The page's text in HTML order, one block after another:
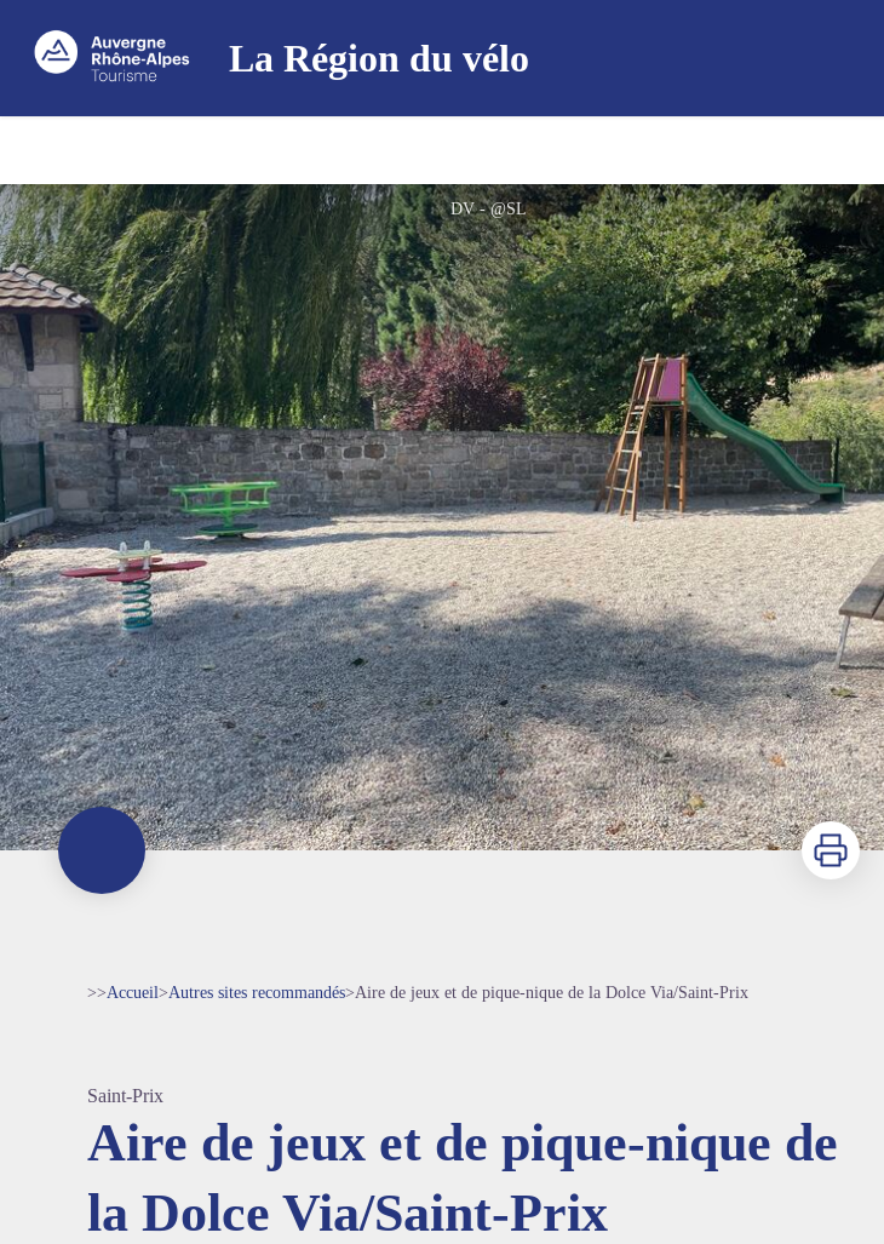
La Région du vélo
DV - @SL
Voir l'image en plein écran
Imprimer
>>Accueil>Autres sites recommandés>Aire de jeux et de pique-nique de la Dolce Via/Saint-Prix
Saint-Prix
Aire de jeux et de pique-nique de
la Dolce Via/Saint-Prix